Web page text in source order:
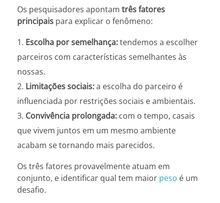
Os pesquisadores apontam três fatores
principais para explicar o fenômeno:
Escolha por semelhança:tendemos a escolher
parceiros com características semelhantes às
nossas.
Limitações sociais:a escolha do parceiro é
influenciada por restrições sociais e ambientais.
Convivência prolongada: com o tempo, casais
que vivem juntos em um mesmo ambiente
acabam se tornando mais parecidos.
Os três fatores provavelmente atuam em
conjunto, e identificar qual tem maior peso é um
desafio.